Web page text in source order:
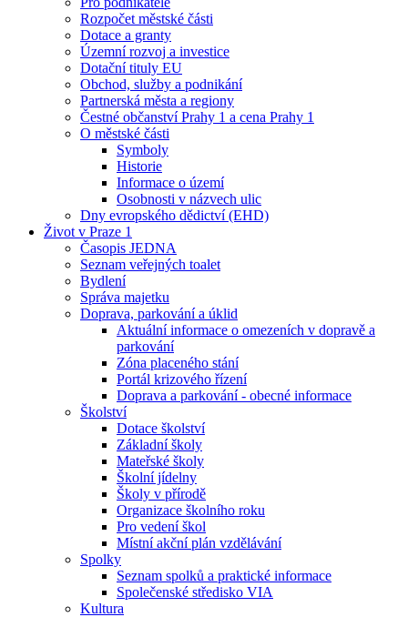
Rozpočet městské části
Dotace a granty
Územní rozvoj a investice
Dotační tituly EU
Obchod, služby a podnikání
Partnerská města a regiony
Čestné občanství Prahy 1 a cena Prahy 1
O městské části
Symboly
Historie
Informace o území
Osobnosti v názvech ulic
Dny evropského dědictví (EHD)
Život v Praze 1
Časopis JEDNA
Seznam veřejných toalet
Bydlení
Správa majetku
Doprava, parkování a úklid
Aktuální informace o omezeních v dopravě a
parkování
Zóna placeného stání
Portál krizového řízení
Doprava a parkování - obecné informace
Školství
Dotace školství
Základní školy
Mateřské školy
Školní jídelny
Školy v přírodě
Organizace školního roku
Pro vedení škol
Místní akční plán vzdělávání
Spolky
Seznam spolků a praktické informace
Společenské středisko VIA
Kultura